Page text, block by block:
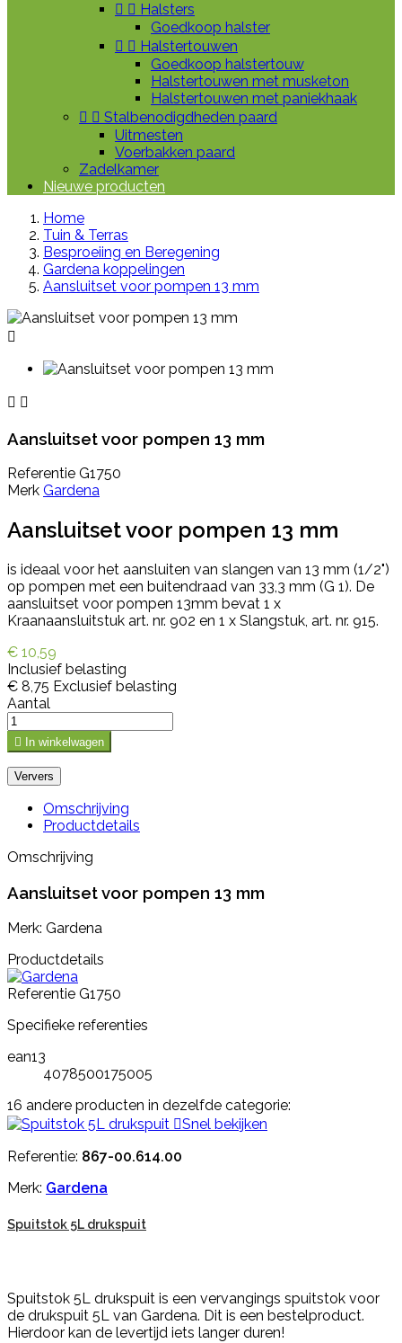
  Halsters
Goedkoop halster
  Halstertouwen
Goedkoop halstertouw
Halstertouwen met musketon
Halstertouwen met paniekhaak
  Stalbenodigdheden paard
Uitmesten
Voerbakken paard
Zadelkamer
Nieuwe producten
Home
Tuin & Terras
Besproeiing en Beregening
Gardena koppelingen
Aansluitset voor pompen 13 mm

 
Aansluitset voor pompen 13 mm
Referentie G1750
Merk Gardena
Aansluitset voor pompen 13 mm
is ideaal voor het aansluiten van slangen van 13 mm (1/2")
op pompen met een buitendraad van 33,3 mm (G 1). De
aansluitset voor pompen 13mm bevat 1 x
Kraanaansluitstuk art. nr. 902 en 1 x Slangstuk, art. nr. 915.
€ 10,59
Inclusief belasting
€ 8,75 Exclusief belasting
Aantal
 In winkelwagen
Omschrijving
Productdetails
Omschrijving
Aansluitset voor pompen 13 mm
Merk: Gardena
Productdetails
Referentie G1750
Specifieke referenties
ean13
4078500175005
16 andere producten in dezelfde categorie:
Snel bekijken
Referentie: 867-00.614.00
Merk: Gardena
Spuitstok 5L drukspuit
Spuitstok 5L drukspuit is een vervangings spuitstok voor
de drukspuit 5L van Gardena. Dit is een bestelproduct.
Hierdoor kan de levertijd iets langer duren!